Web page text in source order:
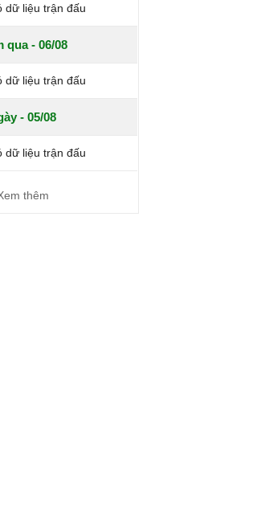
dữ liệu trận đấu
qua - 06/08
dữ liệu trận đấu
- 05/08
dữ liệu trận đấu
thêm